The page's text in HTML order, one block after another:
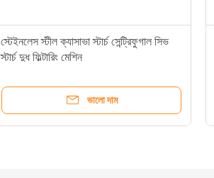
স্টেইনলেস স্টীল ক্যাসাভা স্টার্চ সেন্ট্রিফুগাল সিভ
স্টার্চ দুধ ফিল্টারিং মেশিন
ভালো দাম